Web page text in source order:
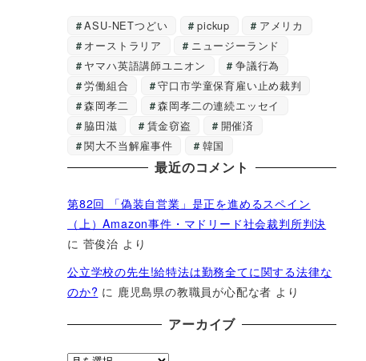
ASU-NETつどい pickup
アメリカ
オーストラリア
ニュージーランド
ヤマハ英語講師ユニオン
争議行為
労働組合
守口市学童保育雇い止め裁判
森岡孝二
森岡孝二の連続エッセイ
脇田滋
賃金窃盗
開催済
関大不当解雇事件
韓国
最近のコメント
第82回 「偽装自営業」是正を進めるスペイン
（上）Amazon事件・マドリード社会裁判所判決
に 菅俊治 より
公立学校の先生!給特法は勤務全てに関する法律な
のか? に 鹿児島県の教職員が心配な者 より
アーカイブ